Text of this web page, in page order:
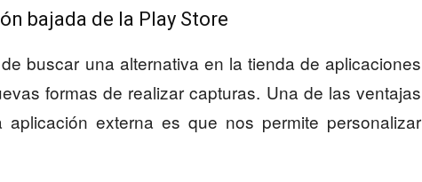
bajada de la Play Store
buscar una alternativa en la tienda de aplicaciones
formas de realizar capturas. Una de las ventajas
externa es que nos permite personalizar